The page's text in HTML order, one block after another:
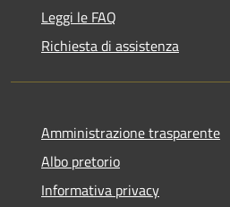
Leggi le FAQ
Richiesta di assistenza
Amministrazione trasparente
Albo pretorio
Informativa privacy